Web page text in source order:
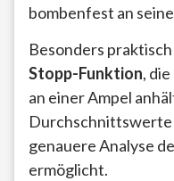
bombenfest an
Besonders
Stopp-Funktion,
an einer Ampel
Durchschnittswerte
genauere Analyse
ermöglicht.